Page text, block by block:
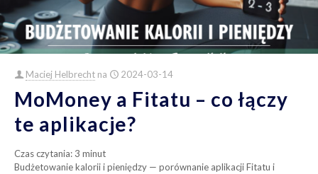
Maciej Helbrecht na 2024-03-14
MoMoney a Fitatu – co łączy
te aplikacje?
Czas czytania: 3 minut
Budżetowanie kalorii i pieniędzy — porównanie aplikacji Fitatu i